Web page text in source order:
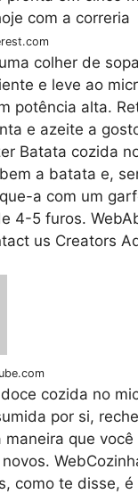
colher de
e leve ao
potência alta.
e azeite a
Batata cozida
a batata e,
a com um
4-5 furos.
us Creators
cozida no
por si,
que você
como te disse, é